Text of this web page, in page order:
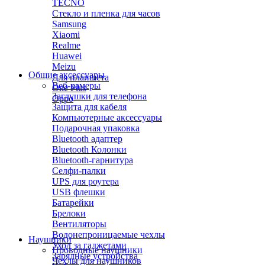
TECNO
Стекло и пленка для часов
Samsung
Xiaomi
Realme
Huawei
Meizu
Для планшета
One Plus
Oppo
Общие аксессуары
Веб-камеры
Заглушки для телефона
Защита для кабеля
Компьютерные аксессуары
Подарочная упаковка
Bluetooth адаптер
Bluetooth Колонки
Bluetooth-гарнитура
Селфи-палки
UPS для роутера
USB флешки
Батарейки
Брелоки
Вентиляторы
Водонепроницаемые чехлы
Уход за гаджетами
Зарядные устройства
Наушники
Проводные наушники
Чехлы для наушников